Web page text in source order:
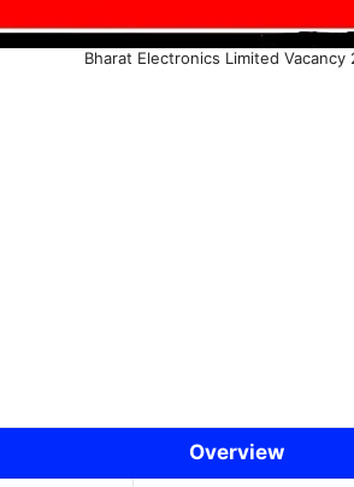
Bharat Electronics Limited Vacancy
Overview